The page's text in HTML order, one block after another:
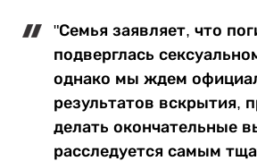
"Семья заявляет, что
подверглась
однако мы ждем
результатов вскрытия,
делать окончательные
расследуется самым